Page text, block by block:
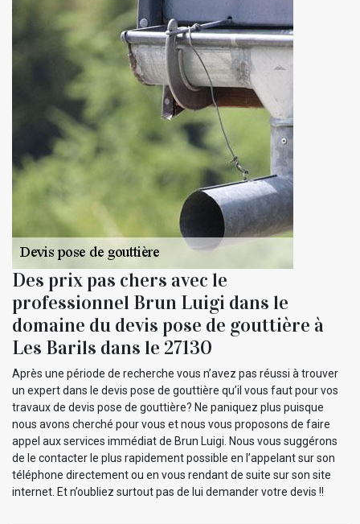
Des prix pas chers avec le
professionnel Brun Luigi dans le
domaine du devis pose de gouttière à
Les Barils dans le 27130
Après une période de recherche vous n’avez pas réussi à trouver
un expert dans le devis pose de gouttière qu’il vous faut pour vos
travaux de devis pose de gouttière? Ne paniquez plus puisque
nous avons cherché pour vous et nous vous proposons de faire
appel aux services immédiat de Brun Luigi. Nous vous suggérons
de le contacter le plus rapidement possible en l’appelant sur son
téléphone directement ou en vous rendant de suite sur son site
internet. Et n’oubliez surtout pas de lui demander votre devis !!